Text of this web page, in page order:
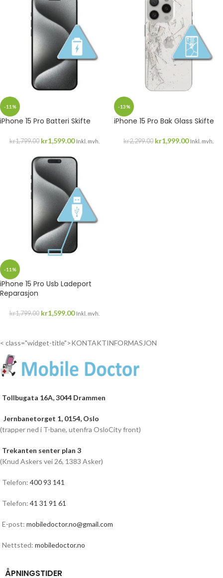
-11%
iPhone 15 Pro Batteri Skifte
kr1,799.00 kr1,599.00 Inkl. mvh.
-13%
iPhone 15 Pro Bak Glass Skifte
kr2,299.00 kr1,999.00 Inkl. mvh.
-11%
iPhone 15 Pro Usb Ladeport
Reparasjon
kr1,799.00 kr1,599.00 Inkl. mvh.
< class="widget-title">KONTAKTINFORMASJON
Tollbugata 16A, 3044 Drammen
Jernbanetorget 1, 0154, Oslo
(trapper ned i T-bane, utenfra OsloCity front)
Trekanten senter plan 3
(Knud Askers vei 26, 1383 Asker)
Telefon: 400 93 141
Telefon: 41 31 91 61
E-post: mobiledoctor.no@gmail.com
Nettsted: mobiledoctor.no
ÅPNINGSTIDER